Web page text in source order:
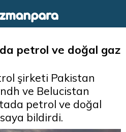
petrol ve doğal gaz
şirketi Pakistan
ve Belucistan
petrol ve doğal
bildirdi.